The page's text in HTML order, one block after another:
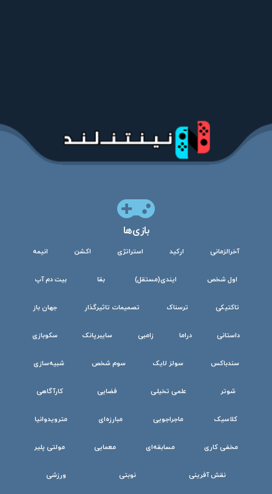
بازی‌ها
آخرالزمانی ارکید استراتژی اکشن انیمه
اول شخص ایندی(مستقل) بقا بیت دم آپ
تاکتیکی ترسناک تصمیمات تاثیرگذار جهان باز
داستانی دراما زامبی سایبرپانک سکوبازی
سندباکس سولز لایک سوم شخص شبیه‌سازی
شوتر علمی تخیلی فضایی کارآگاهی
کلاسیک ماجراجویی مبارزه‌ای مترویدوانیا
مخفی کاری مسابقه‌ای معمایی مولتی پلیر
نقش آفرینی نوبتی ورزشی